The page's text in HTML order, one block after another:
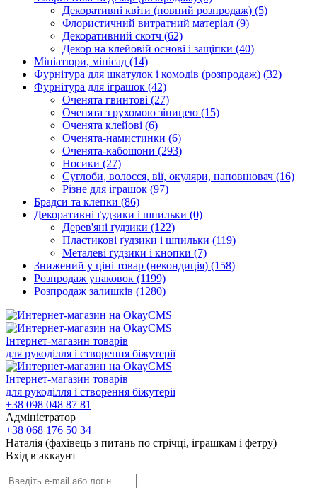
Декоративні квіти (повний розпродаж) (5)
Флористичний витратний матеріал (9)
Декоративний скотч (62)
Декор на клейовій основі і защіпки (40)
Мініатюри, мінісад (14)
Фурнітура для шкатулок і комодів (розпродаж) (32)
Фурнітура для іграшок (42)
Оченята гвинтові (27)
Оченята з рухомою зіницею (15)
Оченята клейові (6)
Оченята-намистинки (6)
Оченята-кабошони (293)
Носики (27)
Суглоби, волосся, вії, окуляри, наповнювач (16)
Різне для іграшок (97)
Брадси та клепки (86)
Декоративні ґудзики і шпильки (0)
Дерев'яні ґудзики (122)
Пластикові ґудзики і шпильки (119)
Металеві ґудзики і кнопки (7)
Знижений у ціні товар (некондиція) (158)
Розпродаж упаковок (1199)
Розпродаж залишків (1280)
Інтернет-магазин товарів
для рукоділля і створення біжутерії
Інтернет-магазин товарів
для рукоділля і створення біжутерії
+38 098 048 87 81
Адміністратор
+38 068 176 50 34
Наталія (фахівець з питань по стрічці, іграшкам і фетру)
Вхiд в аккаунт